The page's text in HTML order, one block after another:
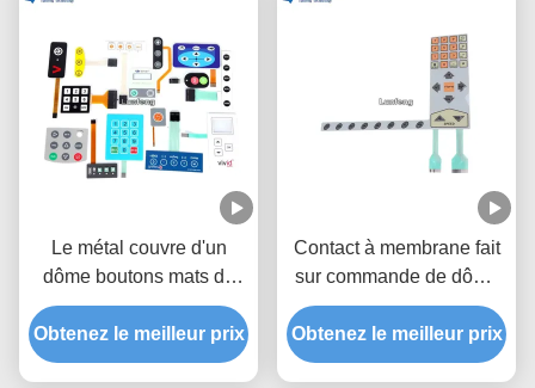
Le métal couvre d'un
dôme boutons mats de
commutateur de clavier
de membrane/brillants
faits sur commande
Obtenez le meilleur prix
Contact à membrane fait
sur commande de dôme
en métal de polyester,
commutateur tactile de
dôme en métal de deux
Obtenez le meilleur prix